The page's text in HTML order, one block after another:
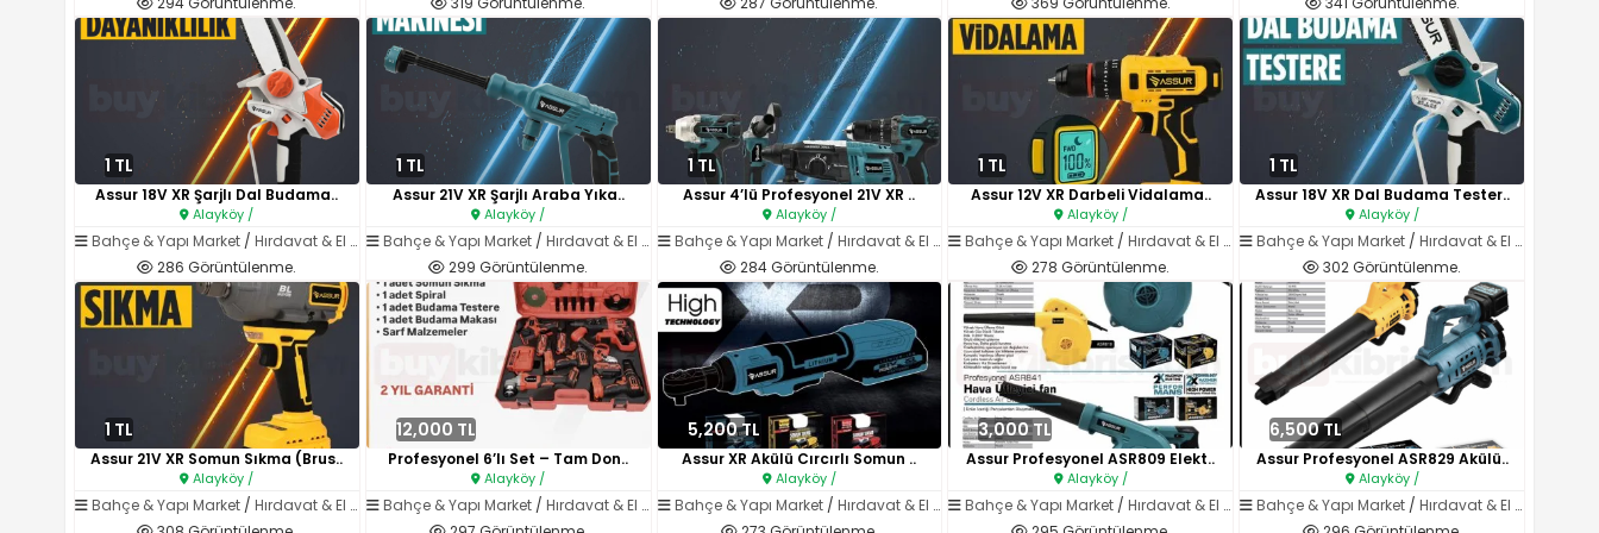
1 TL
Assur 18V XR Şarjlı Dal Budama..
Alayköy /
Bahçe & Yapı Market/ Hırdavat & El Aletleri
286 Görüntülenme.
1 TL
Assur 21V XR Şarjlı Araba Yıka..
Alayköy /
Bahçe & Yapı Market/ Hırdavat & El Aletleri
299 Görüntülenme.
1 TL
Assur 4’lü Profesyonel 21V XR ..
Alayköy /
Bahçe & Yapı Market/ Hırdavat & El Aletleri
284 Görüntülenme.
1 TL
Assur 12V XR Darbeli Vidalama..
Alayköy /
Bahçe & Yapı Market /Hırdavat & El Aletleri
278 Görüntülenme.
1 TL
Assur 18V XR Dal Budama Tester..
Alayköy /
Bahçe & Yapı Market /Hırdavat & El Aletleri
302 Görüntülenme.
1 TL
Assur 21V XR Somun Sıkma (Brus..
Alayköy /
Bahçe & Yapı Market/ Hırdavat & El Aletleri
12,000 TL
Profesyonel 6’lı Set – Tam Don..
Alayköy /
Bahçe & Yapı Market/ Hırdavat & El Aletleri
5,200 TL
Assur XR Akülü Cırcırlı Somun ..
Alayköy /
Bahçe & Yapı Market/ Hırdavat & El Aletleri
3,000 TL
Assur Profesyonel ASR809 Elekt..
Alayköy /
Bahçe & Yapı Market /Hırdavat & El Aletleri
6,500 TL
Assur Profesyonel ASR829 Akülü..
Alayköy /
Bahçe & Yapı Market /Hırdavat & El Aletleri